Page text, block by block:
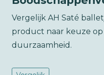
Vergelijk AH Saté
product naar keuze
duurzaamheid.